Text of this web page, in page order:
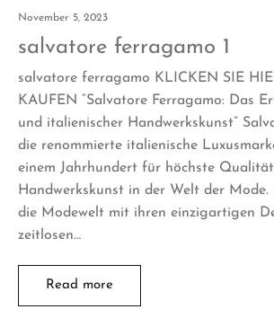
November 5, 2023
salvatore ferragamo 1
salvatore ferragamo KLICKEN SIE
KAUFEN “Salvatore Ferragamo: Das
und italienischer Handwerkskunst”
die renommierte italienische
einem Jahrhundert für höchste
Handwerkskunst in der Welt der
die Modewelt mit ihren einzigartigen
zeitlosen…
Read more